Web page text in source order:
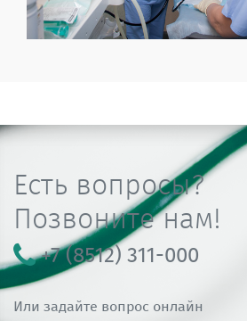
Есть вопросы?
Позвоните нам!
+7 (8512) 311-000
Или задайте вопрос онлайн